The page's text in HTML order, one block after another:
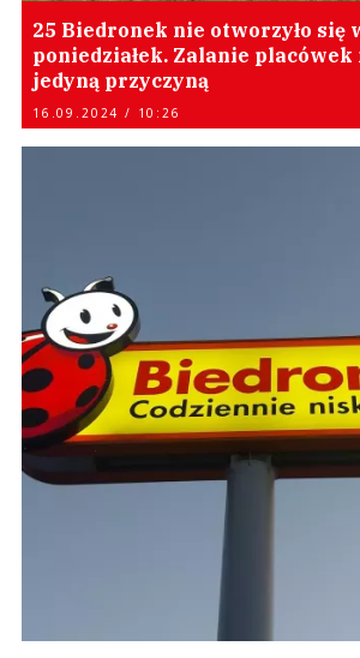
25 Biedronek nie otworzyło się
poniedziałek. Zalanie placówek
jedyną przyczyną
16.09.2024 / 10:26